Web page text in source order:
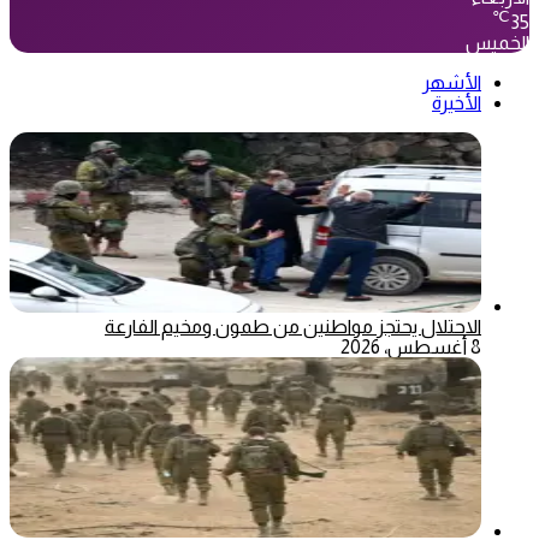
35
℃
الخميس
الأشهر
الأخيرة
الاحتلال يحتجز مواطنين من طمون ومخيم الفارعة
8 أغسطس، 2026